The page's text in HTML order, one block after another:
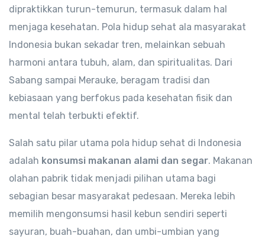
dipraktikkan turun-temurun, termasuk dalam hal
menjaga kesehatan. Pola hidup sehat ala masyarakat
Indonesia bukan sekadar tren, melainkan sebuah
harmoni antara tubuh, alam, dan spiritualitas. Dari
Sabang sampai Merauke, beragam tradisi dan
kebiasaan yang berfokus pada kesehatan fisik dan
mental telah terbukti efektif.
Salah satu pilar utama pola hidup sehat di Indonesia
adalah konsumsi makanan alami dan segar. Makanan
olahan pabrik tidak menjadi pilihan utama bagi
sebagian besar masyarakat pedesaan. Mereka lebih
memilih mengonsumsi hasil kebun sendiri seperti
sayuran, buah-buahan, dan umbi-umbian yang